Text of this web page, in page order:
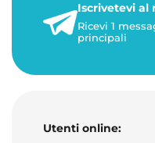
3 minuti di letturaIscrivetevi al
Ricevi 1
principali
Utenti online: